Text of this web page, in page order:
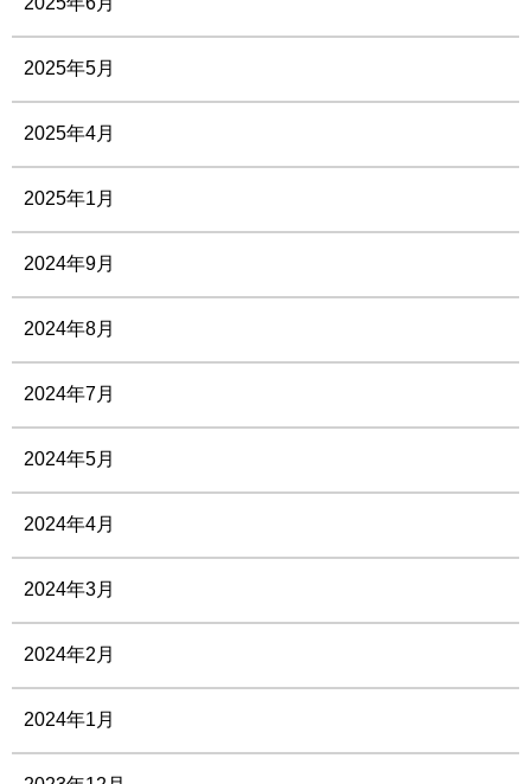
2025年5月
2025年4月
2025年1月
2024年9月
2024年8月
2024年7月
2024年5月
2024年4月
2024年3月
2024年2月
2024年1月